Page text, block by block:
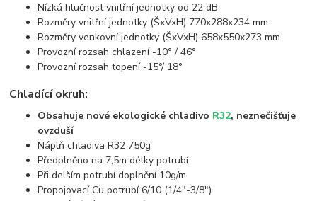
Nízká hlučnost vnitřní jednotky od 22 dB
Rozměry vnitřní jednotky (ŠxVxH) 770x288x234 mm
Rozměry venkovní jednotky (ŠxVxH) 658x550x273 mm
Provozní rozsah chlazení -10° / 46°
Provozní rozsah topení -15°/ 18°
Chladící okruh:
Obsahuje nové ekologické chladivo R32, neznečišťuje
ovzduší
Náplň chladiva R32 750g
Předplněno na 7,5m délky potrubí
Při delším potrubí doplnění 10g/m
Propojovací Cu potrubí 6/10 (1/4"-3/8")